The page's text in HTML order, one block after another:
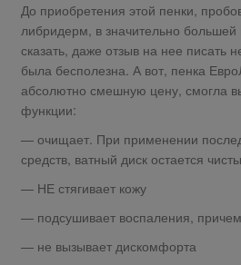
До приобретения этой пенки,
либридерм, в значительно большей
сказать, даже отзыв на нее писать
была бесполезна. А вот, пенка
абсолютно смешную цену, смогла
функции:
— очищает. При применении
средств, ватный диск остается
— НЕ стягивает кожу
— подсушивает воспаления,
— не вызывает дискомфорта